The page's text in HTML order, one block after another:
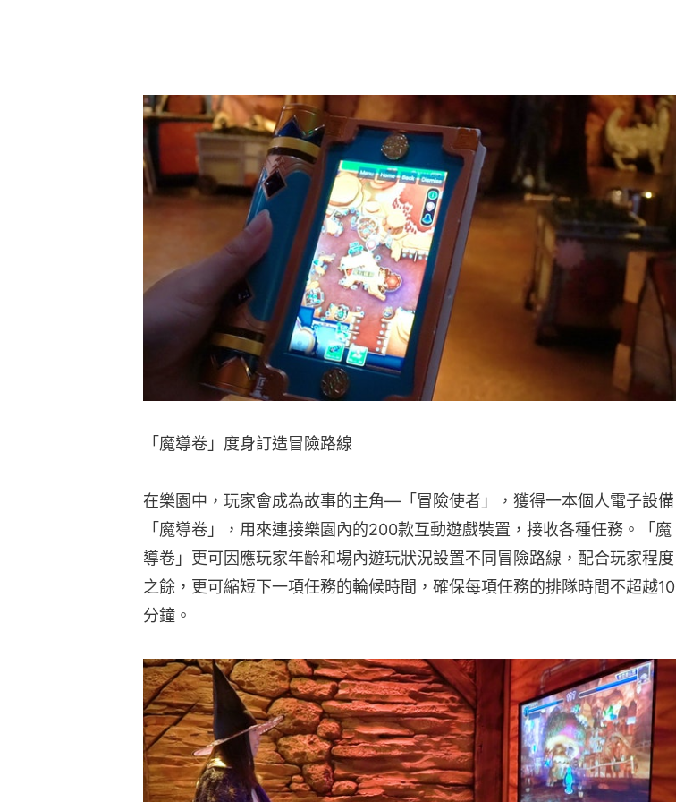
「魔導卷」度身訂造冒險路線
在樂園中，玩家會成為故事的主角—「冒險使者」，獲得一本個人電子設備
「魔導卷」，用來連接樂園內的200款互動遊戲裝置，接收各種任務。「魔
導卷」更可因應玩家年齡和場內遊玩狀況設置不同冒險路線，配合玩家程度
之餘，更可縮短下一項任務的輪候時間，確保每項任務的排隊時間不超越10
分鐘。